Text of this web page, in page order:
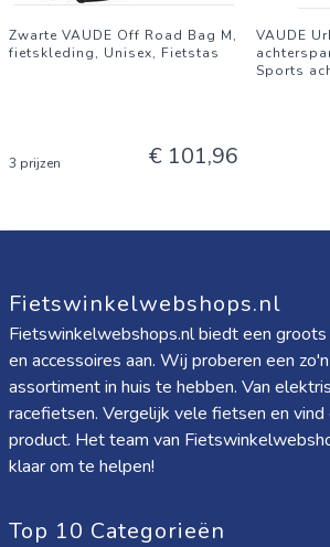
Zwarte VAUDE Off Road Bag M,
fietskleding, Unisex, Fietstas
3 prijzen € 101,96
VAUDE
Sports
Fietswinkelwebshops.nl
Fietswinkelwebshops.nl biedt een
en accessoires aan. Wij proberen een
assortiment in huis te hebben. Van
racefietsen. Vergelijk vele fietsen en vind
product. Het team van
klaar om te helpen!
Top 10 Categorieën